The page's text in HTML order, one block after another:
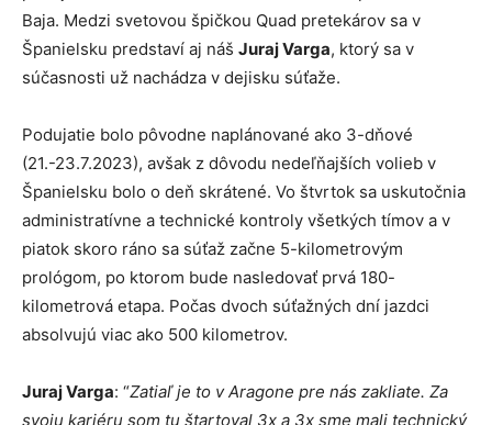
Baja. Medzi svetovou špičkou Quad pretekárov sa v
Španielsku predstaví aj náš Juraj Varga, ktorý sa v
súčasnosti už nachádza v dejisku súťaže.
Podujatie bolo pôvodne naplánované ako 3-dňové
(21.-23.7.2023), avšak z dôvodu nedeľňajších volieb v
Španielsku bolo o deň skrátené. Vo štvrtok sa uskutočnia
administratívne a technické kontroly všetkých tímov a v
piatok skoro ráno sa súťaž začne 5-kilometrovým
prológom, po ktorom bude nasledovať prvá 180-
kilometrová etapa. Počas dvoch súťažných dní jazdci
absolvujú viac ako 500 kilometrov.
Juraj Varga: “Zatiaľ je to v Aragone pre nás zakliate. Za
svoju kariéru som tu štartoval 3x a 3x sme mali technický